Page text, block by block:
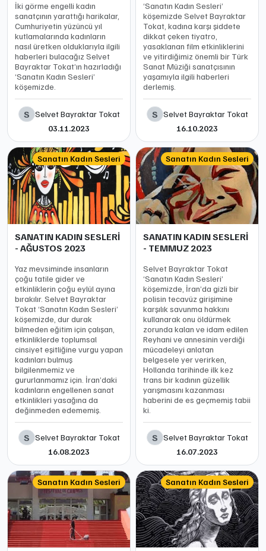
İki görme engelli kadın
sanatçının yarattığı harikalar,
Cumhuriyetin yüzüncü yıl
kutlamalarında kadınların
nasıl üretken olduklarıyla ilgili
haberleri bulacağız Selvet
Bayraktar Tokat’ın hazırladığı
‘Sanatın Kadın Sesleri’
köşemizde.
S Selvet Bayraktar Tokat
03.11.2023
‘Sanatın Kadın Sesleri’
köşemizde Selvet Bayraktar
Tokat, kadına karşı şiddete
dikkat çeken tiyatro,
yasaklanan film etkinliklerini
ve yitirdiğimiz önemli bir Türk
Sanat Müziği sanatçısının
yaşamıyla ilgili haberleri
derlemiş.
S Selvet Bayraktar Tokat
16.10.2023
Sanatın Kadın Sesleri
SANATIN KADIN SESLERİ
- AĞUSTOS 2023
Yaz mevsiminde insanların
çoğu tatile gider ve
etkinliklerin çoğu eylül ayına
bırakılır. Selvet Bayraktar
Tokat ‘Sanatın Kadın Sesleri’
köşemizde, dur durak
bilmeden eğitim için çalışan,
etkinliklerde toplumsal
cinsiyet eşitliğine vurgu yapan
kadınları bulmuş
bilgilenmemiz ve
gururlanmamız için. İran’daki
kadınların engellenen sanat
etkinlikleri yasağına da
değinmeden edememiş.
S Selvet Bayraktar Tokat
16.08.2023
Sanatın Kadın Sesleri
SANATIN KADIN SESLERİ
- TEMMUZ 2023
Selvet Bayraktar Tokat
‘Sanatın Kadın Sesleri’
köşemizde, İran’da gizli bir
polisin tecavüz girişimine
karşılık savunma hakkını
kullanarak onu öldürmek
zorunda kalan ve idam edilen
Reyhani ve annesinin verdiği
mücadeleyi anlatan
belgesele yer verirken,
Hollanda tarihinde ilk kez
trans bir kadının güzellik
yarışmasını kazanması
haberini de es geçmemiş tabii
ki.
S Selvet Bayraktar Tokat
16.07.2023
Sanatın Kadın Sesleri Sanatın Kadın Sesleri